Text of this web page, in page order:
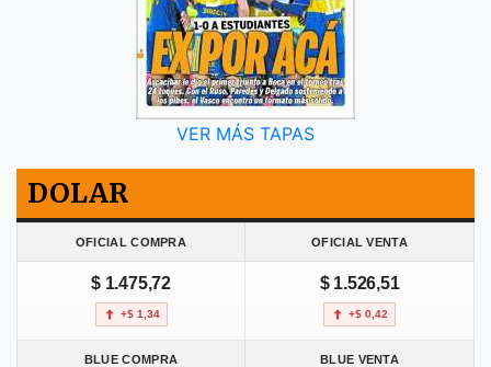
VER MÁS TAPAS
DOLAR
OFICIAL COMPRA OFICIAL VENTA
$ 1.475,72
+$ 1,34
$ 1.526,51
+$ 0,42
BLUE COMPRA BLUE VENTA